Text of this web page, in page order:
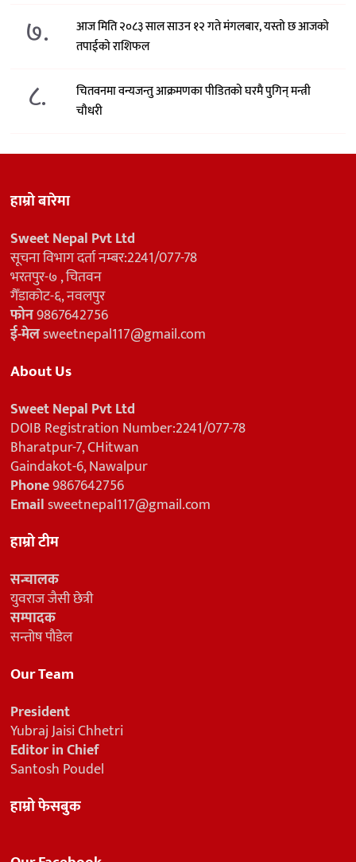
७.
आज मिति २०८३ साल साउन १२ गते मंगलबार, यस्तो छ आजको
तपाईको राशिफल
८.
चितवनमा वन्यजन्तु आक्रमणका पीडितको घरमै पुगिन् मन्त्री
चौधरी
हाम्रो बारेमा
Sweet Nepal Pvt Ltd
सूचना विभाग दर्ता नम्बर:2241/077-78
भरतपुर-७ , चितवन
गैँडाकोट-६, नवलपुर
फोन9867642756
ई-मेलsweetnepal117@gmail.com
About Us
Sweet Nepal Pvt Ltd
DOIB Registration Number:2241/077-78
Bharatpur-7, CHitwan
Gaindakot-6, Nawalpur
Phone9867642756
Emailsweetnepal117@gmail.com
हाम्रो टीम
सन्चालक
युवराज जैसी छेत्री
सम्पादक
सन्तोष पौडेल
Our Team
President
Yubraj Jaisi Chhetri
Editor in Chief
Santosh Poudel
हाम्रो फेसबुक